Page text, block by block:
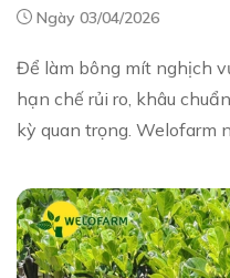
Ngày 03/04/2026
Để làm bông mít nghịch
hạn chế rủi ro, khâu
kỳ quan trọng. Welofarm